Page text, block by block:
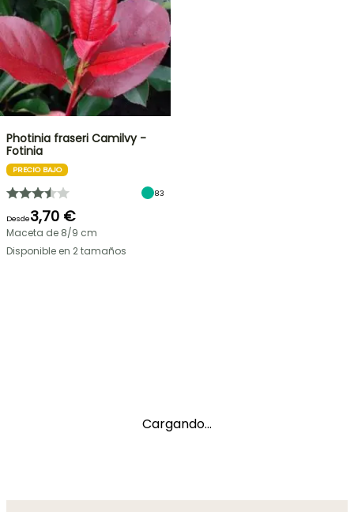
Photinia fraseri Camilvy -
Fotinia
PRECIO BAJO
83
Desde3,70 €
Maceta de 8/9 cm
Disponible en 2 tamaños
Cargando...